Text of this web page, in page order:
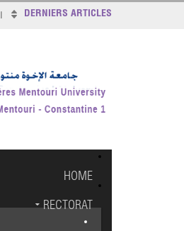
DERNIERS ARTICLES
HOME
RECTORAT